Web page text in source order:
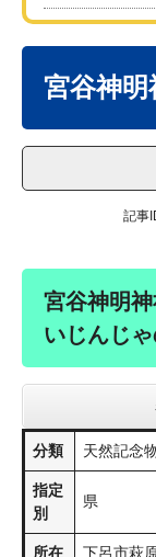
宮谷神
記事
宮谷神明
いじんじ
分類 天然記念
指定
別
県
所在
下呂市萩